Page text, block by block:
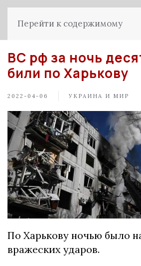
Перейти к содержимому
ВС рф за ночь
били по Харькову
2022-04-06 УКРАИНА И МИР
По Харькову ночью было
вражеских ударов.